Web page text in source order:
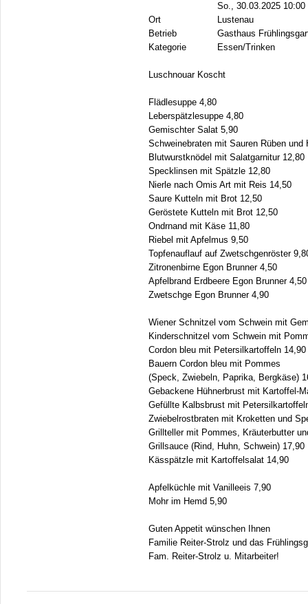
So., 30.03.2025
Ort
Lustenau
Betrieb
Gasthaus
Kategorie
Essen/Trinken
Luschnouar Koscht
Flädlesuppe 4,80
Leberspätzlesuppe 4,80
Gemischter Salat 5,90
Schweinebraten mit Sauren Rüben und
Blutwurstknödel mit Salatgarnitur 12,80
Specklinsen mit Spätzle 12,80
Nierle nach Omis Art mit Reis 14,50
Saure Kutteln mit Brot 12,50
Geröstete Kutteln mit Brot 12,50
Ondrnand mit Käse 11,80
Riebel mit Apfelmus 9,50
Topfenauflauf auf Zwetschgenröster
Zitronenbirne Egon Brunner 4,50
Apfelbrand Erdbeere Egon Brunner 4,50
Zwetschge Egon Brunner 4,90
Wiener Schnitzel vom Schwein mit
Kinderschnitzel vom Schwein mit
Cordon bleu mit Petersilkartoffeln 14,90
Bauern Cordon bleu mit Pommes
(Speck, Zwiebeln, Paprika, Bergkäse)
Gebackene Hühnerbrust mit Kartoffel-
Gefüllte Kalbsbrust mit
Zwiebelrostbraten mit Kroketten und
Grillteller mit Pommes, Kräuterbutter
Grillsauce (Rind, Huhn, Schwein) 17,90
Kässpätzle mit Kartoffelsalat 14,90
Apfelküchle mit Vanilleeis 7,90
Mohr im Hemd 5,90
Guten Appetit wünschen Ihnen
Familie Reiter-Strolz und das
Fam. Reiter-Strolz u. Mitarbeiter!